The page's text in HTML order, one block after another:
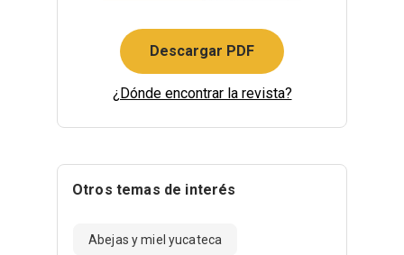
Descargar PDF
¿Dónde encontrar la revista?
Otros temas de interés
Abejas y miel yucateca